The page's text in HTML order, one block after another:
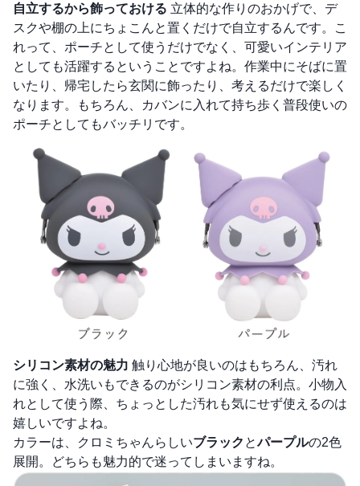
自立するから飾っておける 立体的な作りのおかげで、デ
スクや棚の上にちょこんと置くだけで自立するんです。こ
れって、ポーチとして使うだけでなく、可愛いインテリア
としても活躍するということですよね。作業中にそばに置
いたり、帰宅したら玄関に飾ったり、考えるだけで楽しく
なります。もちろん、カバンに入れて持ち歩く普段使いの
ポーチとしてもバッチリです。
シリコン素材の魅力 触り心地が良いのはもちろん、汚れ
に強く、水洗いもできるのがシリコン素材の利点。小物入
れとして使う際、ちょっとした汚れも気にせず使えるのは
嬉しいですよね。
カラーは、クロミちゃんらしいブラック とパープルの2色
展開。どちらも魅力的で迷ってしまいますね。